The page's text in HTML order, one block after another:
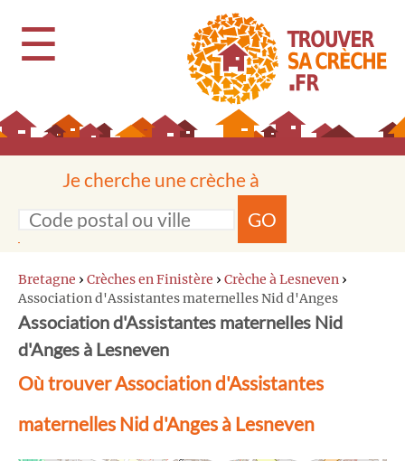
☰
Je cherche une crèche à
GO
Bretagne › Crèches en Finistère › Crèche à Lesneven ›
Association d'Assistantes maternelles Nid d'Anges
Association d'Assistantes maternelles Nid
d'Anges à Lesneven
Où trouver Association d'Assistantes
maternelles Nid d'Anges à Lesneven